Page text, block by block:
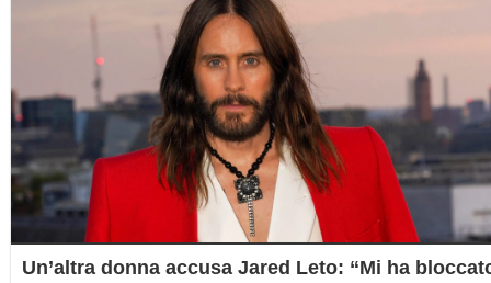
Un’altra donna accusa Jared Leto: “Mi ha